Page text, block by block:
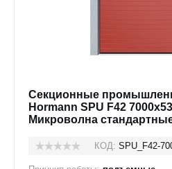
Секционные
Hormann SPU F42
Микроволна
КОД: SPU_F42-